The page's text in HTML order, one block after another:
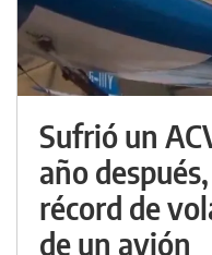
Sufrió un
año
récord de
de un avión